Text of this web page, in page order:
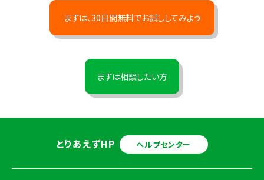
まずは、30日間無料でお試ししてみよう
まずは相談したい方
とりあえずHP ヘルプセンター